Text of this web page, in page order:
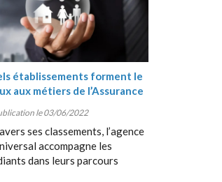
établissements forment le
aux métiers de l’Assurance
le 03/06/2022
ses classements, l’agence
accompagne les
dans leurs parcours